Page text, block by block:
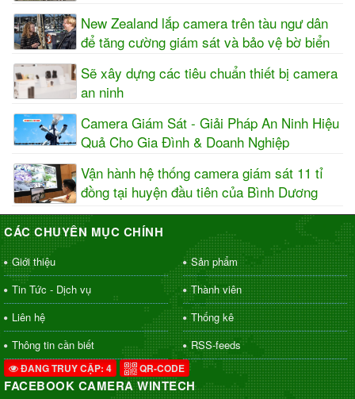
New Zealand lắp camera trên tàu ngư dân
để tăng cường giám sát và bảo vệ bờ biển
Sẽ xây dựng các tiêu chuẩn thiết bị camera
an ninh
Camera Giám Sát - Giải Pháp An Ninh Hiệu
Quả Cho Gia Đình & Doanh Nghiệp
Vận hành hệ thống camera giám sát 11 tỉ
đồng tại huyện đầu tiên của Bình Dương
CÁC CHUYÊN MỤC CHÍNH
Giới thiệu
Sản phẩm
Tin Tức - Dịch vụ
Thành viên
Liên hệ
Thống kê
Thông tin cần biết
RSS-feeds
ĐANG TRUY CẬP: 4 QR-CODE
FACEBOOK CAMERA WINTECH